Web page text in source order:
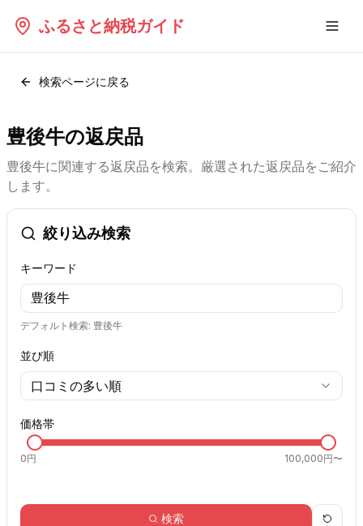
ふるさと納税ガイド
検索ページに戻る
豊後牛の返戻品
豊後牛に関連する返戻品を検索。厳選された返戻品をご紹介
します。
絞り込み検索
キーワード
デフォルト検索: 豊後牛
並び順
口コミの多い順
価格帯
0円 100,000円〜
検索